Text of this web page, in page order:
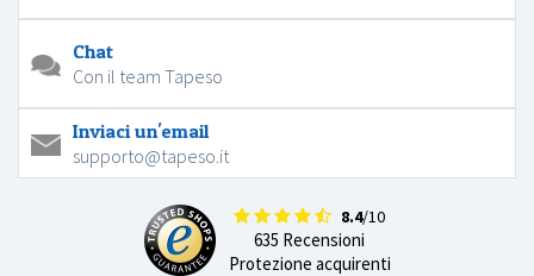
Chat
Con il team Tapeso
Inviaci un'email
supporto@tapeso.it
8.4/10
635 Recensioni
Protezione acquirenti